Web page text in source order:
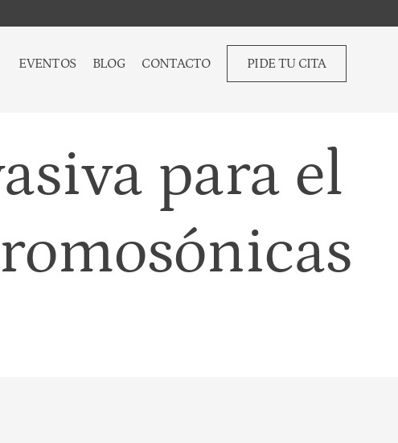
EVENTOS BLOG CONTACTO PIDE TU CITA
para el